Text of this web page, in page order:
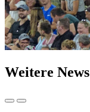
Weitere News